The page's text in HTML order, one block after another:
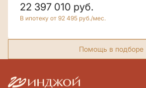
22 397 010 руб.
В ипотеку от 92 495 руб./мес.
Помощь в подборе